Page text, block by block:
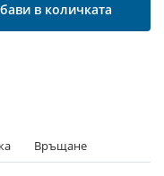
в количката
Връщане